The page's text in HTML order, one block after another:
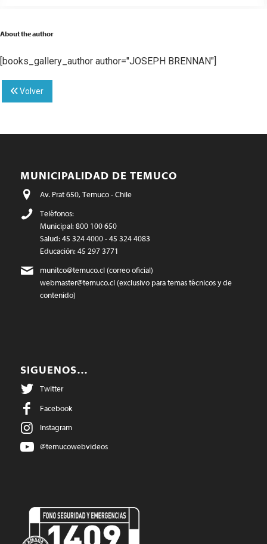
About the author
[books_gallery_author author="JOSEPH BRENNAN"]
Volver
MUNICIPALIDAD DE TEMUCO
Av. Prat 650, Temuco - Chile
Teléfonos:
Municipal: 800 100 650
Salud: 45 324 4000 - 45 324 4083
Educación: 45 297 3771
munitco@temuco.cl(correo oficial)
webmaster@temuco.cl(exclusivo para temas técnicos y de
contenido)
SIGUENOS…
Twitter
Facebook
Instagram
@temucowebvideos